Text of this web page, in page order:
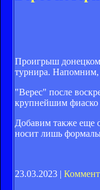
Проигрыш
турнира. Напомним,
"Верес" после
крупнейшим фиаско
Добавим также еще
носит лишь
23.03.2023 |